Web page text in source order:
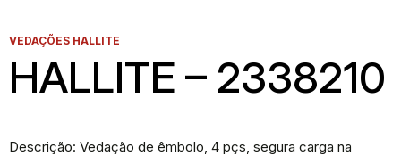
VEDAÇÕES HALLITE
HALLITE – 2338210
Descrição: Vedação de êmbolo, 4 pçs, segura carga na